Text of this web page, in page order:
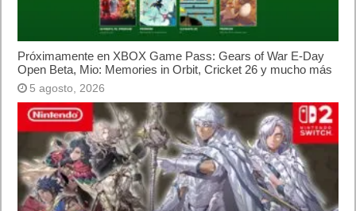
Próximamente en XBOX Game Pass: Gears of War E-Day
Open Beta, Mio: Memories in Orbit, Cricket 26 y mucho más
5 agosto, 2026